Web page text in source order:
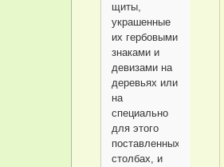
щиты,
украшенные
их гербовыми
знаками и
девизами на
деревьях или
на
специально
для этого
поставленных
столбах, и